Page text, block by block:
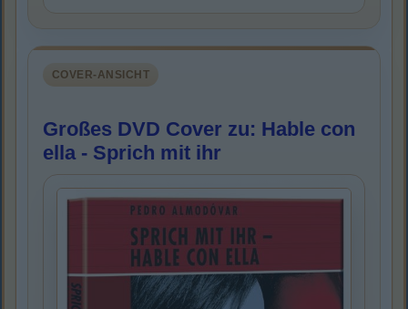
COVER-ANSICHT
Großes DVD Cover zu: Hable con
ella - Sprich mit ihr